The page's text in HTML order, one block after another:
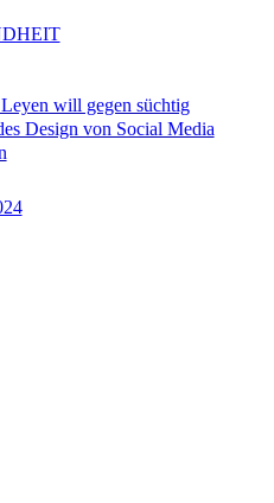
will gegen süchtig
Design von Social Media